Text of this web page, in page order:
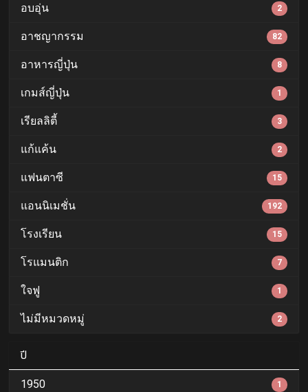
อบอุ่น 2
อาชญากรรม 82
อาหารญี่ปุ่น 8
เกมส์ญี่ปุ่น 1
เรียลลิตี้ 3
แก้แค้น 2
แฟนตาซี 15
แอนนิเมชั่น 192
โรงเรียน 15
โรแมนติก 7
ใจฟู 1
ไม่มีหมวดหมู่ 2
ปี
1950 1